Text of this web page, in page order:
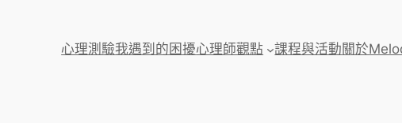
心理測驗我遇到的困擾心理師觀點 課程與活動關於